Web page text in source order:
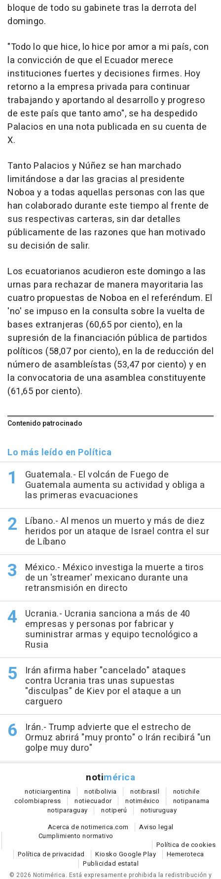
bloque de todo su gabinete tras la derrota del
domingo.
"Todo lo que hice, lo hice por amor a mi país, con
la convicción de que el Ecuador merece
instituciones fuertes y decisiones firmes. Hoy
retorno a la empresa privada para continuar
trabajando y aportando al desarrollo y progreso
de este país que tanto amo", se ha despedido
Palacios en una nota publicada en su cuenta de
X.
Tanto Palacios y Núñez se han marchado
limitándose a dar las gracias al presidente
Noboa y a todas aquellas personas con las que
han colaborado durante este tiempo al frente de
sus respectivas carteras, sin dar detalles
públicamente de las razones que han motivado
su decisión de salir.
Los ecuatorianos acudieron este domingo a las
urnas para rechazar de manera mayoritaria las
cuatro propuestas de Noboa en el referéndum. El
'no' se impuso en la consulta sobre la vuelta de
bases extranjeras (60,65 por ciento), en la
supresión de la financiación pública de partidos
políticos (58,07 por ciento), en la de reducción del
número de asambleístas (53,47 por ciento) y en
la convocatoria de una asamblea constituyente
(61,65 por ciento).
Contenido patrocinado
Lo más leído en Política
Guatemala.- El volcán de Fuego de
Guatemala aumenta su actividad y obliga a
las primeras evacuaciones
Líbano.- Al menos un muerto y más de diez
heridos por un ataque de Israel contra el sur
de Líbano
México.- México investiga la muerte a tiros
de un 'streamer' mexicano durante una
retransmisión en directo
Ucrania.- Ucrania sanciona a más de 40
empresas y personas por fabricar y
suministrar armas y equipo tecnológico a
Rusia
Irán afirma haber "cancelado" ataques
contra Ucrania tras unas supuestas
"disculpas" de Kiev por el ataque a un
carguero
Irán.- Trump advierte que el estrecho de
Ormuz abrirá "muy pronto" o Irán recibirá "un
golpe muy duro"
notimérica
noticiargentina notibolivia notibrasil notichile
colombiapress notiecuador notiméxico notipanama
notiparaguay notiperú notiuruguay
Acerca de notimerica.com
Aviso legal
Cumplimiento normativo
Política de cookies
Política de privacidad
Kiosko Google Play
Hemeroteca
Publicidad estatal
© 2026 Notimérica. Está expresamente prohibida la redistribución y